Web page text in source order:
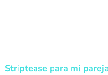
Striptease para mi